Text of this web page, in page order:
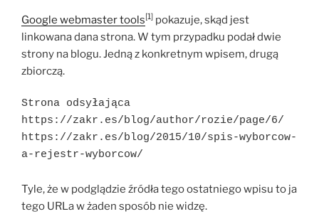
Google webmaster tools[1] pokazuje, skąd jest
linkowana dana strona. W tym przypadku podał dwie
strony na blogu. Jedną z konkretnym wpisem, drugą
zbiorczą.
Strona odsyłająca
https://zakr.es/blog/author/rozie/page/6/
https://zakr.es/blog/2015/10/spis-wyborcow-
a-rejestr-wyborcow/
Tyle, że w podglądzie źródła tego ostatniego wpisu to ja
tego URLa w żaden sposób nie widzę.